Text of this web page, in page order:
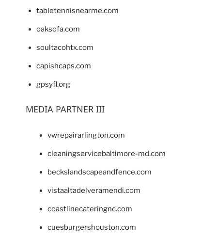
tabletennisnearme.com
oaksofa.com
soultacohtx.com
capishcaps.com
gpsyfl.org
MEDIA PARTNER III
vwrepairarlington.com
cleaningservicebaltimore-md.com
beckslandscapeandfence.com
vistaaltadelveramendi.com
coastlinecateringnc.com
cuesburgershouston.com